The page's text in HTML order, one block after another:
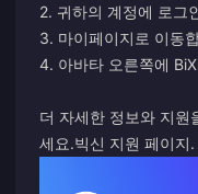
2. 귀하의 계정에 로그
3. 마이페이지로 이동
4. 아바타 오른쪽에
더 자세한 정보와 지원
세요.빅신 지원 페이지.